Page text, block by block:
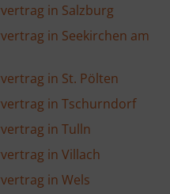
in Salzburg
in Seekirchen am
in St. Pölten
in Tschurndorf
in Tulln
in Villach
in Wels